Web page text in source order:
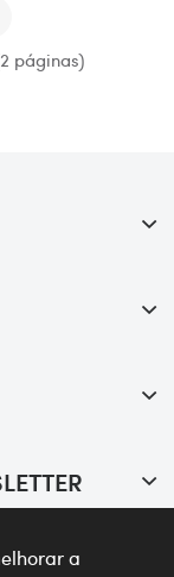
páginas)
a